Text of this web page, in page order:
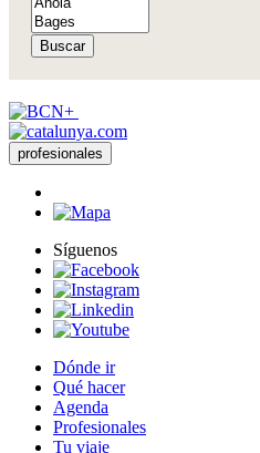
Buscar
profesionales
Síguenos
Dónde ir
Qué hacer
Agenda
Profesionales
Tu viaje